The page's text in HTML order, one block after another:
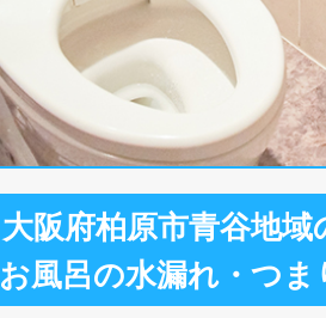
大阪府柏原市青谷地域
お風呂の水漏れ・つま